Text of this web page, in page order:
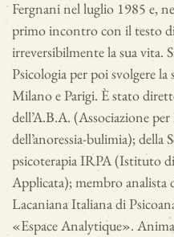
Fergnani nel luglio 1985 e,
primo incontro con il testo
irreversibilmente la sua vita.
Psicologia per poi svolgere
Milano e Parigi. È stato
dell’A.B.A. (Associazione
dell’anoressia-bulimia); della
psicoterapia IRPA (Istituto
Applicata); membro analista
Lacaniana Italiana di
«Espace Analytique».